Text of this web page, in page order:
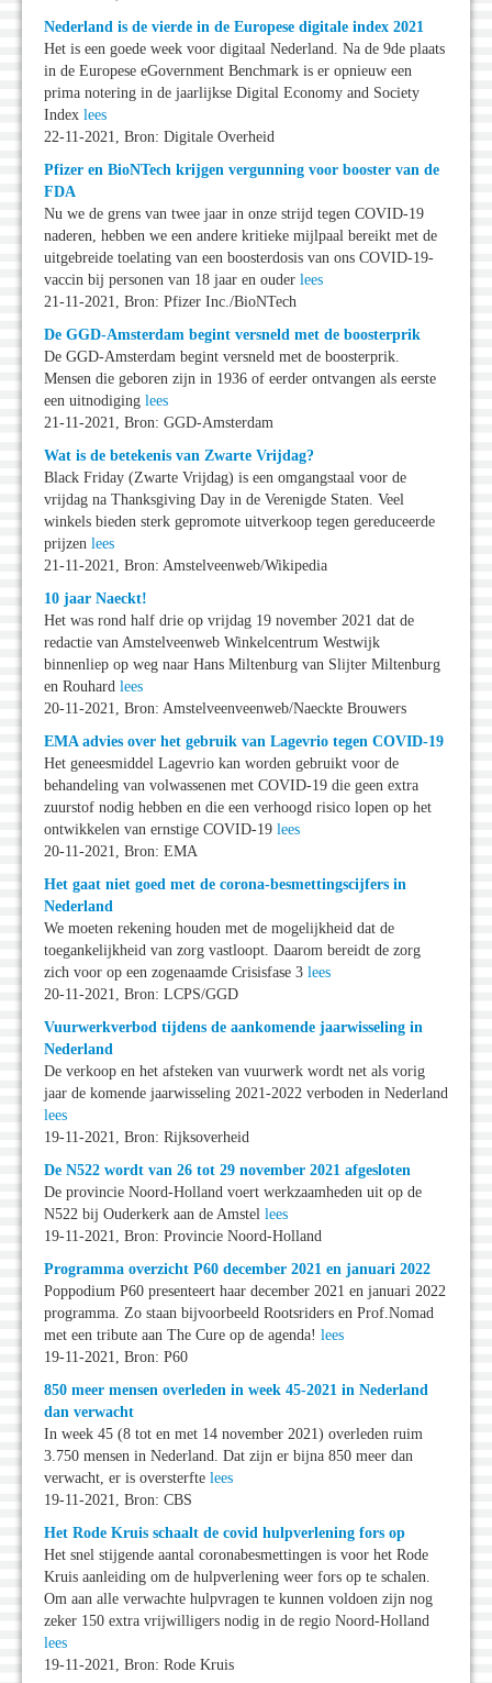
Nederland is de vierde in de Europese digitale index 2021
Het is een goede week voor digitaal Nederland. Na de 9de plaats
in de Europese eGovernment Benchmark is er opnieuw een
prima notering in de jaarlijkse Digital Economy and Society
Index lees
22-11-2021, Bron: Digitale Overheid
Pfizer en BioNTech krijgen vergunning voor booster van de
FDA
Nu we de grens van twee jaar in onze strijd tegen COVID-19
naderen, hebben we een andere kritieke mijlpaal bereikt met de
uitgebreide toelating van een boosterdosis van ons COVID-19-
vaccin bij personen van 18 jaar en ouder lees
21-11-2021, Bron: Pfizer Inc./BioNTech
De GGD-Amsterdam begint versneld met de boosterprik
De GGD-Amsterdam begint versneld met de boosterprik.
Mensen die geboren zijn in 1936 of eerder ontvangen als eerste
een uitnodiging lees
21-11-2021, Bron: GGD-Amsterdam
Wat is de betekenis van Zwarte Vrijdag?
Black Friday (Zwarte Vrijdag) is een omgangstaal voor de
vrijdag na Thanksgiving Day in de Verenigde Staten. Veel
winkels bieden sterk gepromote uitverkoop tegen gereduceerde
prijzen lees
21-11-2021, Bron: Amstelveenweb/Wikipedia
10 jaar Naeckt!
Het was rond half drie op vrijdag 19 november 2021 dat de
redactie van Amstelveenweb Winkelcentrum Westwijk
binnenliep op weg naar Hans Miltenburg van Slijter Miltenburg
en Rouhard lees
20-11-2021, Bron: Amstelveenveenweb/Naeckte Brouwers
EMA advies over het gebruik van Lagevrio tegen COVID-19
Het geneesmiddel Lagevrio kan worden gebruikt voor de
behandeling van volwassenen met COVID-19 die geen extra
zuurstof nodig hebben en die een verhoogd risico lopen op het
ontwikkelen van ernstige COVID-19 lees
20-11-2021, Bron: EMA
Het gaat niet goed met de corona-besmettingscijfers in
Nederland
We moeten rekening houden met de mogelijkheid dat de
toegankelijkheid van zorg vastloopt. Daarom bereidt de zorg
zich voor op een zogenaamde Crisisfase 3 lees
20-11-2021, Bron: LCPS/GGD
Vuurwerkverbod tijdens de aankomende jaarwisseling in
Nederland
De verkoop en het afsteken van vuurwerk wordt net als vorig
jaar de komende jaarwisseling 2021-2022 verboden in Nederland
lees
19-11-2021, Bron: Rijksoverheid
De N522 wordt van 26 tot 29 november 2021 afgesloten
De provincie Noord-Holland voert werkzaamheden uit op de
N522 bij Ouderkerk aan de Amstel lees
19-11-2021, Bron: Provincie Noord-Holland
Programma overzicht P60 december 2021 en januari 2022
Poppodium P60 presenteert haar december 2021 en januari 2022
programma. Zo staan bijvoorbeeld Rootsriders en Prof.Nomad
met een tribute aan The Cure op de agenda! lees
19-11-2021, Bron: P60
850 meer mensen overleden in week 45-2021 in Nederland
dan verwacht
In week 45 (8 tot en met 14 november 2021) overleden ruim
3.750 mensen in Nederland. Dat zijn er bijna 850 meer dan
verwacht, er is oversterfte lees
19-11-2021, Bron: CBS
Het Rode Kruis schaalt de covid hulpverlening fors op
Het snel stijgende aantal coronabesmettingen is voor het Rode
Kruis aanleiding om de hulpverlening weer fors op te schalen.
Om aan alle verwachte hulpvragen te kunnen voldoen zijn nog
zeker 150 extra vrijwilligers nodig in de regio Noord-Holland
lees
19-11-2021, Bron: Rode Kruis